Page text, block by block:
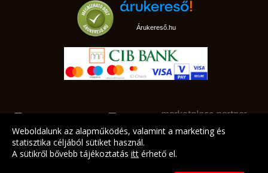
Árukereső.hu
marketplace partner
Weboldalunk az alapműködés, valamint a marketing és
statisztika céljából sütiket használ.
A sütikről bővebb tájékoztatás itt érhető el.